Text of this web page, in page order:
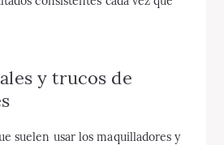
y trucos de
suelen usar los maquilladores y